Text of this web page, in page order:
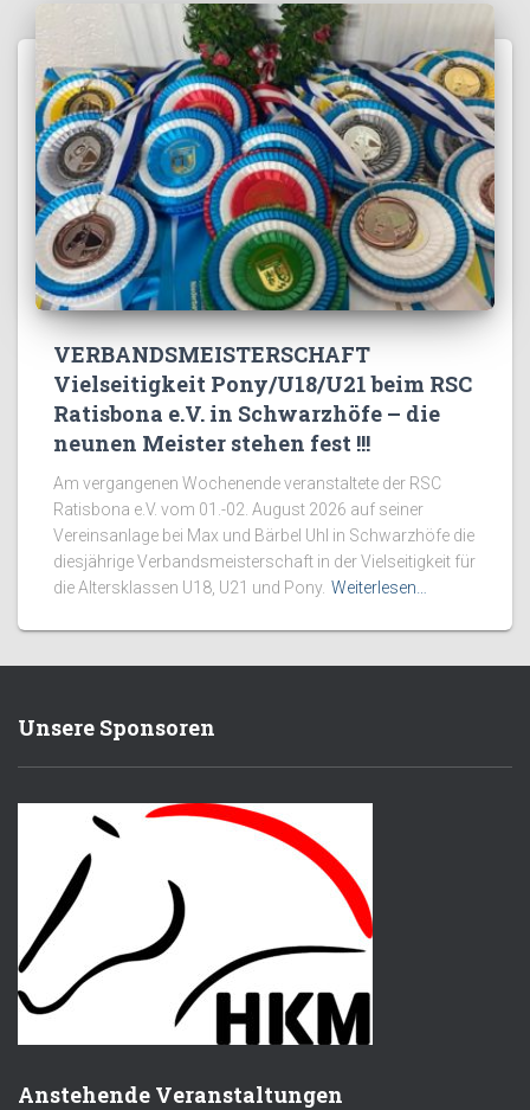
VERBANDSMEISTERSCHAFT
Vielseitigkeit Pony/U18/U21 beim RSC
Ratisbona e.V. in Schwarzhöfe – die
neunen Meister stehen fest !!!
Am vergangenen Wochenende veranstaltete der RSC
Ratisbona e.V. vom 01.-02. August 2026 auf seiner
Vereinsanlage bei Max und Bärbel Uhl in Schwarzhöfe die
diesjährige Verbandsmeisterschaft in der Vielseitigkeit für
die Altersklassen U18, U21 und Pony. Weiterlesen…
Unsere Sponsoren
Anstehende Veranstaltungen